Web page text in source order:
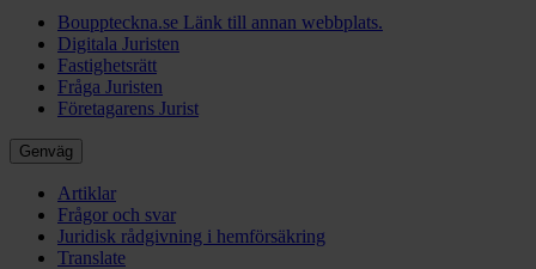
Bouppteckna.se Länk till annan webbplats.
Digitala Juristen
Fastighetsrätt
Fråga Juristen
Företagarens Jurist
Genväg
Artiklar
Frågor och svar
Juridisk rådgivning i hemförsäkring
Translate